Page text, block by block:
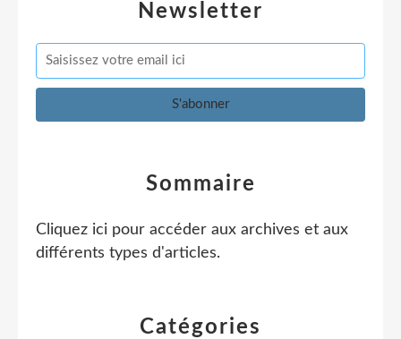
Newsletter
Catégories
Sommaire
Cliquez ici pour accéder aux archives et aux
différents types d'articles.